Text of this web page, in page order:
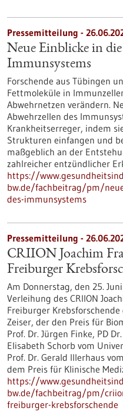
Pressemitteilung -
Neue Einblicke in
Immunsystems
Forschende aus Tübingen
Fettmoleküle in
Abwehrnetzen verändern.
Abwehrzellen des
Krankheitserreger, indem
Strukturen einfangen und
maßgeblich an der
zahlreicher entzündlicher
https://
bw.de/fachbeitrag/pm/
des-immunsystems
Pressemitteilung -
CRIION Joachim
Freiburger
Am Donnerstag, den 25.
Verleihung des CRIION
Freiburger
Zeiser, der den Preis für
Prof. Dr. Jürgen Finke, PD
Elisabeth Schorb vom
Prof. Dr. Gerald Illerhaus
dem Preis für Klinische
https://
bw.de/fachbeitrag/pm/
freiburger-krebsforschende